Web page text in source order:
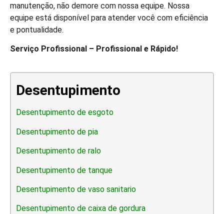
manutenção, não demore com nossa equipe. Nossa
equipe está disponível para atender você com eficiência
e pontualidade.
Serviço Profissional – Profissional e Rápido!
Desentupimento
Desentupimento de esgoto
Desentupimento de pia
Desentupimento de ralo
Desentupimento de tanque
Desentupimento de vaso sanitario
Desentupimento de caixa de gordura